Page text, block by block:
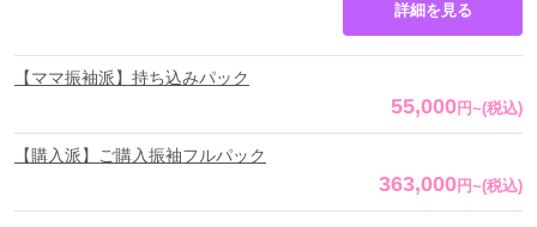
詳細を見る
【ママ振袖派】持ち込みパック
55,000 円~(税込)
【購入派】ご購入振袖フルパック
363,000 円~(税込)